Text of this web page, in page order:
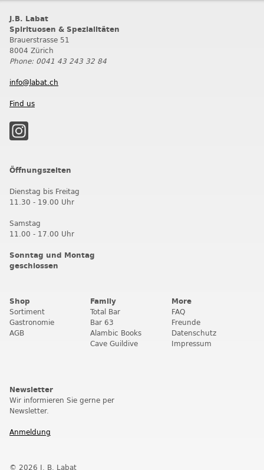
J.B. Labat
Spirituosen & Spezialitäten
Brauerstrasse 51
8004 Zürich
Phone: 0041 43 243 32 84
info@labat.ch
Find us
Öffnungszeiten
Dienstag bis Freitag
11.30 - 19.00 Uhr
Samstag
11.00 - 17.00 Uhr
Sonntag und Montag
geschlossen
Shop
Sortiment
Gastronomie
AGB
Family
Total Bar
Bar 63
Alambic Books
Cave Guildive
More
FAQ
Freunde
Datenschutz
Impressum
Newsletter
Wir informieren Sie gerne per
Newsletter.
Anmeldung
© 2026 J. B. Labat